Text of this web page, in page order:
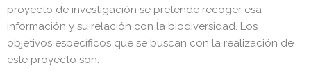
proyecto de investigación se pretende recoger esa
información y su relación con la biodiversidad. Los
objetivos específicos que se buscan con la realización de
este proyecto son: